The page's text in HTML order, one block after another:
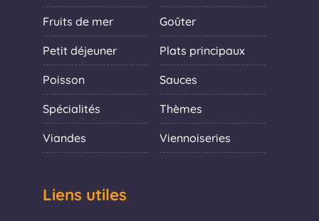
Fruits de mer Goûter
Petit déjeuner Plats principaux
Poisson Sauces
Spécialités Thèmes
Viandes Viennoiseries
Liens utiles